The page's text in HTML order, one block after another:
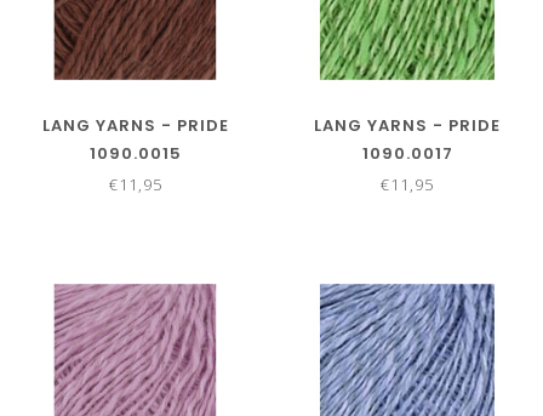
LANG YARNS - PRIDE
1090.0015
€11,95
LANG YARNS - PRIDE
1090.0017
€11,95